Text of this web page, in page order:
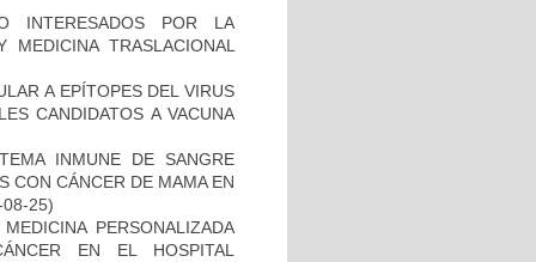
INTERESADOS POR LA
TRASLACIONAL
A EPÍTOPES DEL VIRUS
CANDIDATOS A VACUNA
INMUNE DE SANGRE
CON CÁNCER DE MAMA EN
25)
PERSONALIZADA
EN EL HOSPITAL